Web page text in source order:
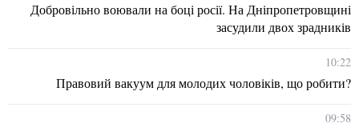
Добровільно воювали на боці росії. На Дніпропетровщині
засудили двох зрадників
10:22
Правовий вакуум для молодих чоловіків, що робити?
09:58